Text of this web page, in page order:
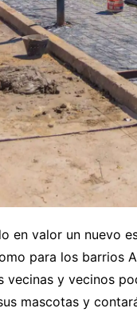
en valor un nuevo
para los barrios
vecinas y vecinos
mascotas y